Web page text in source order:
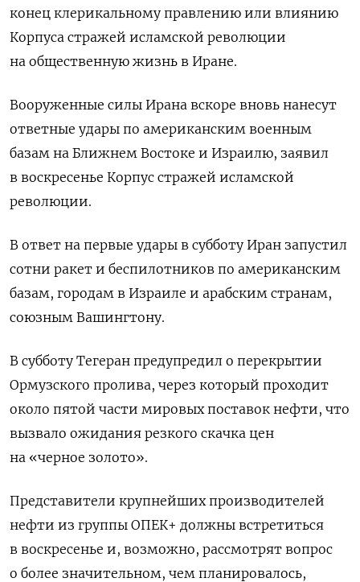
конец клерикальному правлению или влиянию
Корпуса стражей исламской революции
на общественную жизнь в Иране.
Вооруженные силы Ирана вскоре вновь нанесут
ответные удары по американским военным
базам на Ближнем Востоке и Израилю, заявил
в воскресенье Корпус стражей исламской
революции.
В ответ на первые удары в субботу Иран запустил
сотни ракет и беспилотников по американским
базам, городам в Израиле и арабским странам, ​
союзным Вашингтону.
В субботу Тегеран предупредил ⁠о перекрытии
Ормузского пролива, через который проходит
около пятой части мировых поставок нефти, что
вызвало ожидания резкого скачка цен
на «черное ‌золото».
Представители крупнейших производителей
нефти из группы ОПЕК+ должны встретиться
в воскресенье и, возможно, ‌рассмотрят вопрос
о более значительном, чем планировалось,